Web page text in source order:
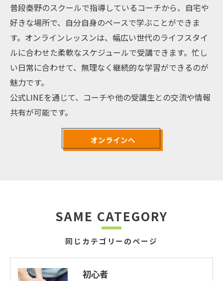
普段秦野のスクールで指導しているコーチから、自宅や
好きな場所で、自分自身のペースで学ぶことができま
す。オンラインレッスンは、幅広い世代のライフスタイ
ルに合わせた柔軟なスケジュールで受講できます。忙し
い日常に合わせて、無理なく継続的な学習ができるのが
魅力です。
公式LINEを通じて、コーチや他の受講生との交流や情報
共有が可能です。
オンラインへ
同じカテゴリーのページ
SAME CATEGORY
初心者